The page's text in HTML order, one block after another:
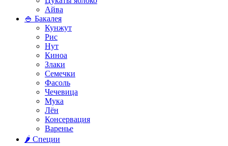
Айва
🍚 Бакалея
Кунжут
Рис
Нут
Киноа
Злаки
Семечки
Фасоль
Чечевица
Мука
Лён
Консервация
Варенье
🌶️ Специи